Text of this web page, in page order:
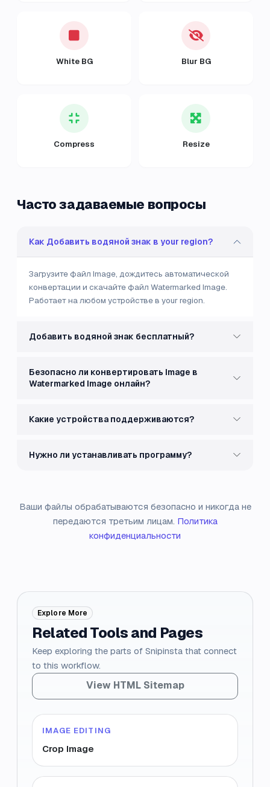
White BG Blur BG
Compress Resize
Часто задаваемые вопросы
Как Добавить водяной знак в your region?
Загрузите файл Image, дождитесь автоматической
конвертации и скачайте файл Watermarked Image.
Работает на любом устройстве в your region.
Добавить водяной знак бесплатный?
Безопасно ли конвертировать Image в
Watermarked Image онлайн?
Какие устройства поддерживаются?
Нужно ли устанавливать программу?
Ваши файлы обрабатываются безопасно и никогда не
передаются третьим лицам. Политика
конфиденциальности
Explore More
Related Tools and Pages
Keep exploring the parts of Snipinsta that connect
to this workflow.
View HTML Sitemap
IMAGE EDITING
Crop Image